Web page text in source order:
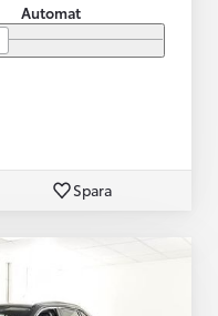
Automat
Spara